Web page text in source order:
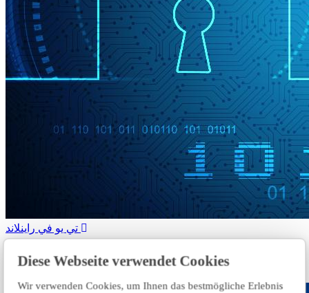
Diese Webseite verwendet Cookies
Wir verwenden Cookies, um Ihnen das bestmögliche Erlebnis
تي يو في راينلاند
الويب الخاصة بك.